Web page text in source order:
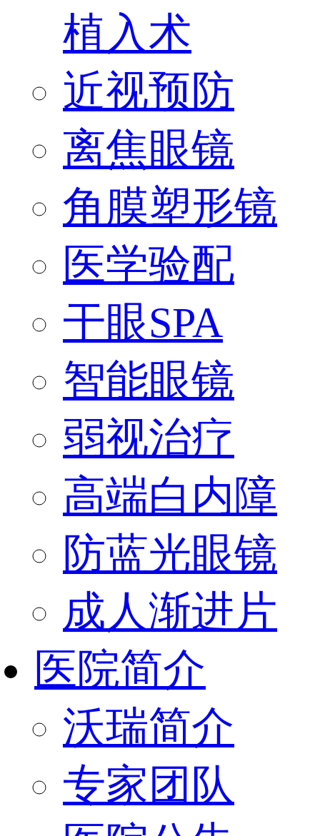
植入术
近视预防
离焦眼镜
角膜塑形镜
医学验配
干眼SPA
智能眼镜
弱视治疗
高端白内障
防蓝光眼镜
成人渐进片
医院简介
沃瑞简介
专家团队